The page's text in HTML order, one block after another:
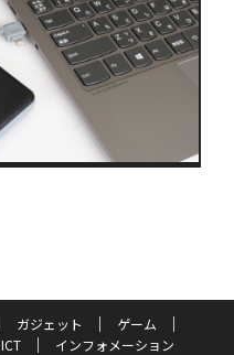
ガジェット
ゲーム
ICT
インフォメーション